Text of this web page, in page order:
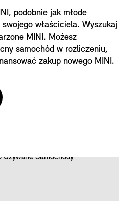
podobnie jak młode
właściciela. Wyszukaj
MINI. Możesz
samochód w rozliczeniu,
zakup nowego MINI.